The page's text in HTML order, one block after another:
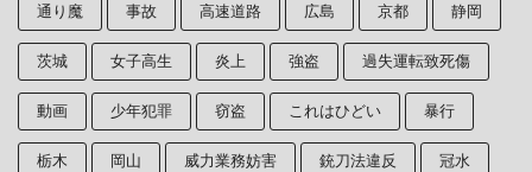
通り魔 事故 高速道路 広島 京都 静岡
茨城 女子高生 炎上 強盗 過失運転致死傷
動画 少年犯罪 窃盗 これはひどい 暴行
栃木 岡山 威力業務妨害 銃刀法違反 冠水